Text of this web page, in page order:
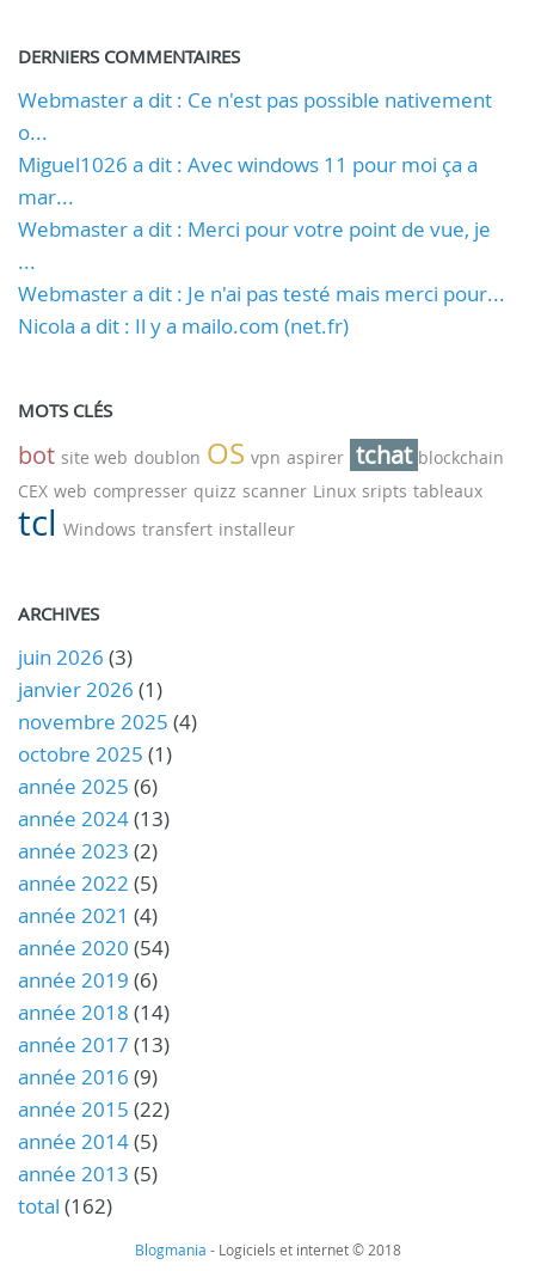
DERNIERS COMMENTAIRES
Webmaster a dit : Ce n'est pas possible nativement
o...
Miguel1026 a dit : Avec windows 11 pour moi ça a
mar...
Webmaster a dit : Merci pour votre point de vue, je
...
Webmaster a dit : Je n'ai pas testé mais merci pour...
Nicola a dit : Il y a mailo.com (net.fr)
MOTS CLÉS
bot site web doublon OS vpn aspirer tchat blockchain
CEX web compresser quizz scanner Linux sripts tableaux
tcl Windows transfert installeur
ARCHIVES
juin 2026 (3)
janvier 2026 (1)
novembre 2025 (4)
octobre 2025 (1)
année 2025 (6)
année 2024(13)
année 2023 (2)
année 2022 (5)
année 2021 (4)
année 2020 (54)
année 2019 (6)
année 2018 (14)
année 2017 (13)
année 2016 (9)
année 2015 (22)
année 2014(5)
année 2013 (5)
total (162)
Blogmania - Logiciels et internet © 2018